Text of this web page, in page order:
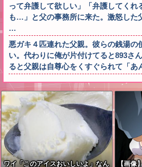
って弁護して欲しい」「弁護してくれ
も…」と父の事務所に来た。激怒した
…
悪ガキ４匹連れた父親。彼らの銭湯の
い。代わりに俺が片付けてると893さ
ると父親は自尊心をくすぐられて「
ワイ「このアイスおいしいよ」なん
【画像